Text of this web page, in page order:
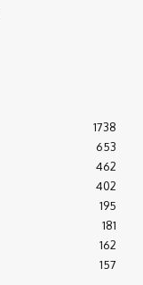
1738
653
462
402
195
181
162
157